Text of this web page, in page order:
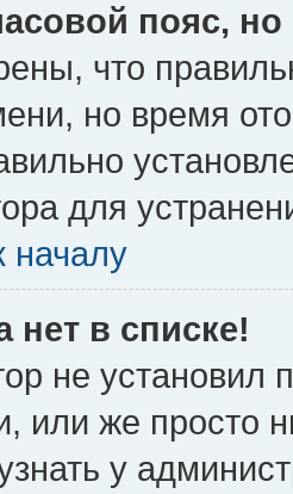
пояс,
что
но время
для
началу
нет в списке!
не установил
или же просто
у